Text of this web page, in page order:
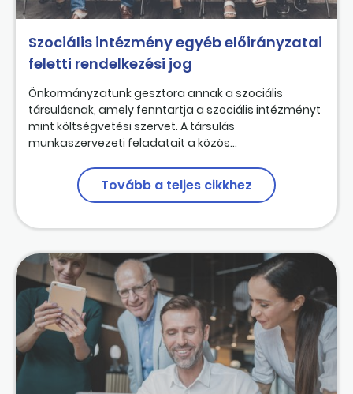
Szociális intézmény egyéb előirányzatai
feletti rendelkezési jog
Önkormányzatunk gesztora annak a szociális
társulásnak, amely fenntartja a szociális intézményt
mint költségvetési szervet. A társulás
munkaszervezeti feladatait a közös...
Tovább a teljes cikkhez